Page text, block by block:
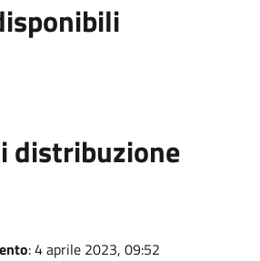
distribuzione
: 4 aprile 2023, 09:52